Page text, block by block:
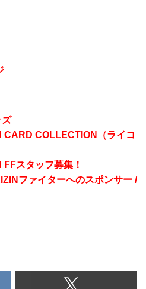
COLLECTION（ライコ
スタッフ募集！
ファイターへのスポンサー /